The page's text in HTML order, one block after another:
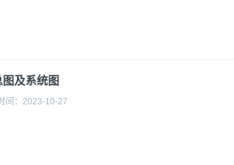
及系统图
间： 2023-10-27